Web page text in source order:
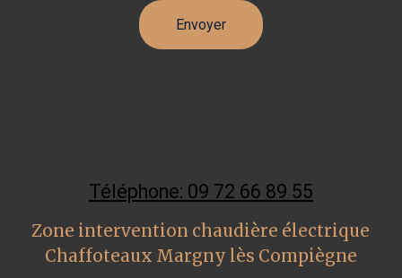
Téléphone: 09 72 66 89 55
Zone intervention chaudière électrique
Chaffoteaux Margny lès Compiègne